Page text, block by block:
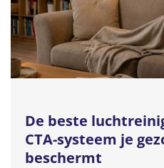
De beste
CTA-systeem je
beschermt